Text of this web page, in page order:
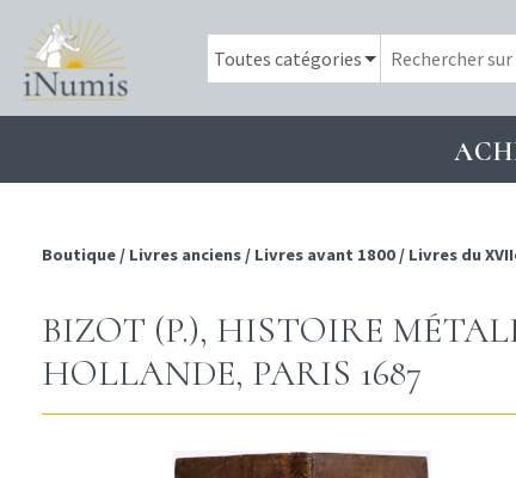
Boutique / Livres anciens / Livres avant 1800 / Livres du
BIZOT (P.), HISTOIRE
HOLLANDE, PARIS 1687